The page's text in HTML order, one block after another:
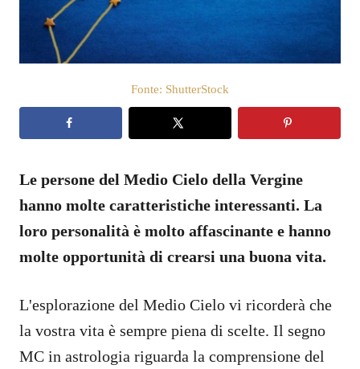
Fonte: ShutterStock
Le persone del Medio Cielo della Vergine
hanno molte caratteristiche interessanti. La
loro personalità è molto affascinante e hanno
molte opportunità di crearsi una buona vita.
L'esplorazione del Medio Cielo vi ricorderà che
la vostra vita è sempre piena di scelte. Il segno
MC in astrologia riguarda la comprensione del